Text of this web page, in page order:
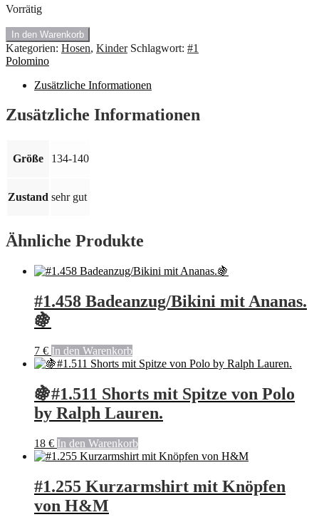
Vorrätig
🍇
#1.367
Hose
Jogging
Polomino.
Größe:
In den Warenkorb
Kategorien: Hosen, Kinder Schlagwort: #1
Polomino
Zusätzliche Informationen
Zusätzliche Informationen
Größe 134-140
Zustand sehr gut
Ähnliche Produkte
#1.458 Badeanzug/Bikini mit Ananas.
🍇
7 € In den Warenkorb
🍇#1.511 Shorts mit Spitze von Polo
by Ralph Lauren.
18 € In den Warenkorb
#1.255 Kurzarmshirt mit Knöpfen
von H&M